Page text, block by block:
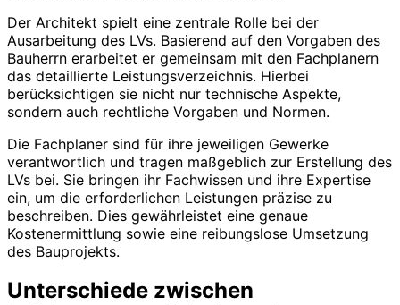
Der Architekt spielt eine zentrale Rolle bei der
Ausarbeitung des LVs. Basierend auf den Vorgaben des
Bauherrn erarbeitet er gemeinsam mit den Fachplanern
das detaillierte Leistungsverzeichnis. Hierbei
berücksichtigen sie nicht nur technische Aspekte,
sondern auch rechtliche Vorgaben und Normen.
Die Fachplaner sind für ihre jeweiligen Gewerke
verantwortlich und tragen maßgeblich zur Erstellung des
LVs bei. Sie bringen ihr Fachwissen und ihre Expertise
ein, um die erforderlichen Leistungen präzise zu
beschreiben. Dies gewährleistet eine genaue
Kostenermittlung sowie eine reibungslose Umsetzung
des Bauprojekts.
Unterschiede zwischen